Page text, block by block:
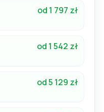
od 1 797 zł
od 1 542 zł
od 5 129 zł